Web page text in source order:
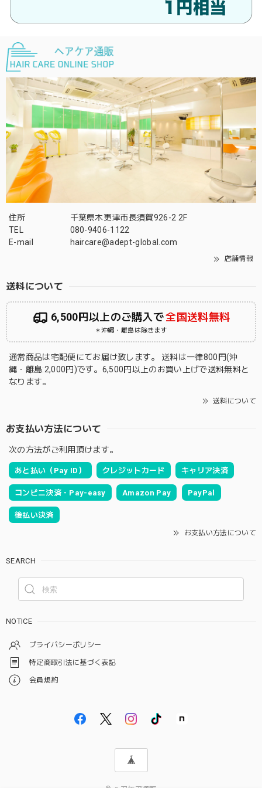
住所
千葉県木更津市長須賀926-2 2F
TEL
080-9406-1122
E-mail
haircare@adept-global.com
店舗情報
送料について
6,500円以上のご購入で全国送料無料
＊沖縄・離島は除きます
通常商品は宅配便にてお届け致します。 送料は一律800円(沖
縄・離島:2,000円)です。6,500円以上のお買い上げで送料無料と
なります。
送料について
お支払い方法について
次の方法がご利用頂けます。
あと払い（Pay ID） クレジットカード キャリア決済
コンビニ決済・Pay-easy Amazon Pay PayPal
後払い決済
お支払い方法について
SEARCH
NOTICE
プライバシーポリシー
特定商取引法に基づく表記
会員規約